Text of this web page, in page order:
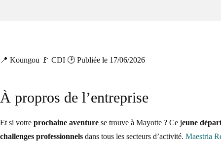
📍 Koungou 🚩 CDI 🕑 Publiée le 17/06/2026
À propros de l’entreprise
Et si votre prochaine aventure se trouve à Mayotte ? Ce jeune
challenges professionnels dans tous les secteurs d’activité. Maestria